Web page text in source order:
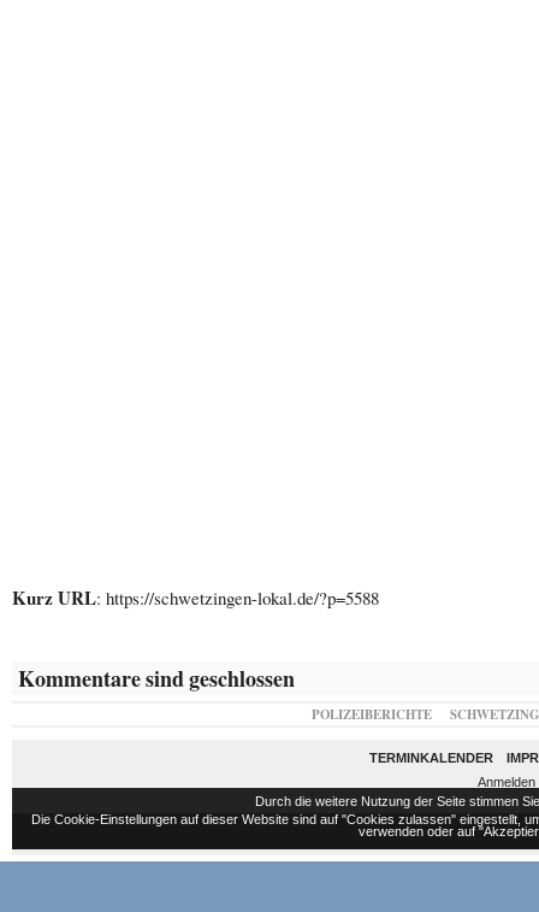
Kurz URL: https://schwetzingen-lokal.de/?p=5588
Kommentare sind geschlossen
POLIZEIBERICHTE
TERMINKALENDER
Anmelden
Durch die weitere Nutzung der Seite stimmen
Die Cookie-Einstellungen auf dieser Website sind auf "Cookies zulassen" eingestellt,
verwenden oder auf